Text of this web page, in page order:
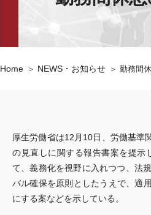
Home NEWS・お知らせ 勤務間
厚生労働省は12月10日、労働基準
の見直しに関する報告書案を提示
て、義務化を視野に入れつつ、法
バル確保を原則としたうえで、適
にする案などを示している。